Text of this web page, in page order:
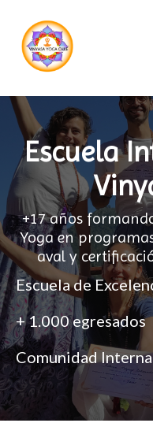
Escuela
+17 años
Yoga en
aval y
Escuela de
+ 1.000 egresados
Comunidad